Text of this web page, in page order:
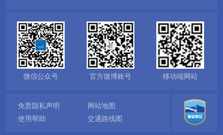
微信公众号 官方微博账号 移动端网站
免责隐私声明
网站地图
使用帮助
交通路线图